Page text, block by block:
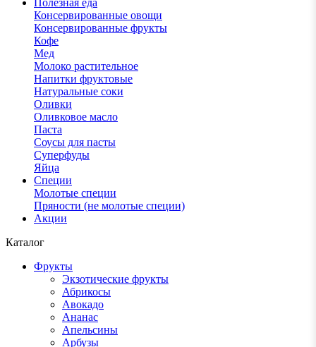
Полезная еда
Консервированные овощи
Консервированные фрукты
Кофе
Мед
Молоко растительное
Напитки фруктовые
Натуральные соки
Оливки
Оливковое масло
Паста
Соусы для пасты
Суперфуды
Яйца
Специи
Молотые специи
Пряности (не молотые специи)
Акции
Каталог
Фрукты
Экзотические фрукты
Абрикосы
Авокадо
Ананас
Апельсины
Арбузы